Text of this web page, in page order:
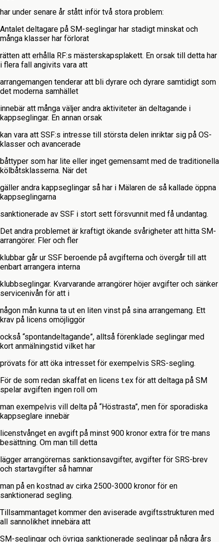
har under senare år stått inför två stora problem:
Antalet deltagare på SM-seglingar har stadigt minskat och
många klasser har förlorat
rätten att erhålla RF:s mästerskapsplakett. En orsak till detta har
i flera fall angivits vara att
arrangemangen tenderar att bli dyrare och dyrare samtidigt som
det moderna samhället
innebär att många väljer andra aktiviteter än deltagande i
kappseglingar. En annan orsak
kan vara att SSF:s intresse till största delen inriktar sig på OS-
klasser och avancerade
båttyper som har lite eller inget gemensamt med de traditionella
kölbåtsklasserna. När det
gäller andra kappseglingar så har i Mälaren de så kallade öppna
kappseglingarna
sanktionerade av SSF i stort sett försvunnit med få undantag.
Det andra problemet är kraftigt ökande svårigheter att hitta SM-
arrangörer. Fler och fler
klubbar går ur SSF beroende på avgifterna och övergår till att
enbart arrangera interna
klubbseglingar. Kvarvarande arrangörer höjer avgifter och sänker
servicenivån för att i
någon mån kunna ta ut en liten vinst på sina arrangemang. Ett
krav på licens omöjliggör
också “spontandeltagande”, alltså förenklade seglingar med
kort anmälningstid vilket har
prövats för att öka intresset för exempelvis SRS-segling.
För de som redan skaffat en licens t.ex för att deltaga på SM
spelar avgiften ingen roll om
man exempelvis vill delta på “Höstrasta”, men för sporadiska
kappseglare innebär
licenstvånget en avgift på minst 900 kronor extra för tre mans
besättning. Om man till detta
lägger arrangörernas sanktionsavgifter, avgifter för SRS-brev
och startavgifter så hamnar
man på en kostnad av cirka 2500-3000 kronor för en
sanktionerad segling.
Tillsammantaget kommer den aviserade avgiftsstrukturen med
all sannolikhet innebära att
SM-seglingar och övriga sanktionerade seglingar på några års